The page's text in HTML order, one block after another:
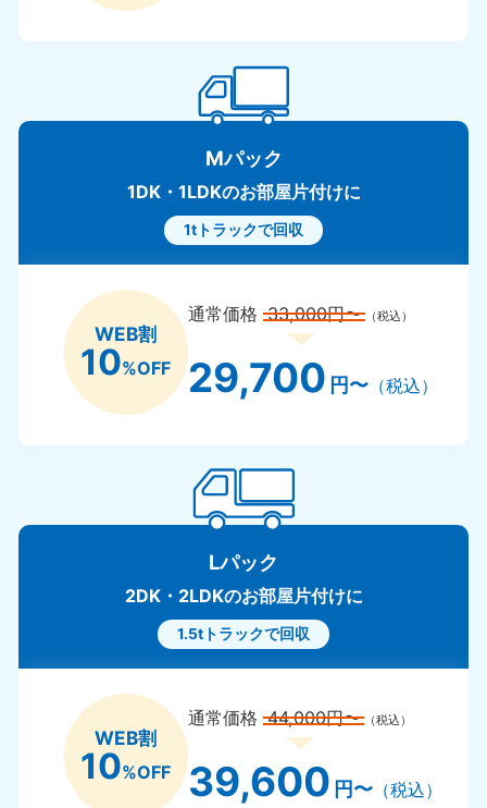
Mパック
1DK・1LDKのお部屋片付けに
1tトラックで回収
WEB割
10%OFF
通常価格33,000円〜 （税込）
29,700 円〜（税込）
Lパック
2DK・2LDKのお部屋片付けに
1.5tトラックで回収
WEB割
10%OFF
通常価格44,000円〜 （税込）
39,600 円〜（税込）